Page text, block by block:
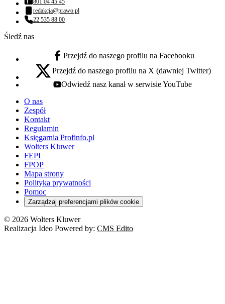
Numer telefonu:
801 04 45 45
Adres email:
redakcja@prawo.pl
Numer telefonu:
22 535 88 00
Śledź nas
facebook - otwiera się w nowej karcie
Przejdź do naszego profilu na Facebooku
x - otwiera się w nowej karcie
Przejdź do naszego profilu na X (dawniej Twitter)
youtube - otwiera się w nowej karcie
Odwiedź nasz kanał w serwisie YouTube
O nas
Zespół
Kontakt
Regulamin
Księgarnia Profinfo.pl
Wolters Kluwer
FEPI
FPOP
Mapa strony
Polityka prywatności
Pomoc
Zarządzaj preferencjami plików cookie
© 2026 Wolters Kluwer
Realizacja Ideo Powered by: CMS Edito